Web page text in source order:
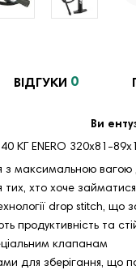
ВІДГУКИ 0
Ви
КГ ENERO 320x81-
з максимальною вагою
тих, хто хоче
drop stitch, що
та
клапанам
для зберігання, що